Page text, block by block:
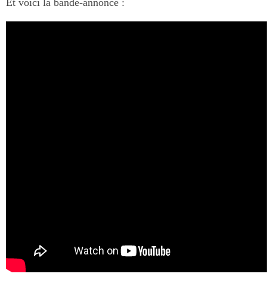
Et voici la bande-annonce :